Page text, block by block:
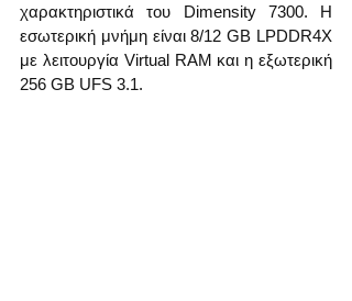
χαρακτηριστικά του Dimensity 7300. Η
εσωτερική μνήμη είναι 8/12 GB LPDDR4X
με λειτουργία Virtual RAM και η εξωτερική
256 GB UFS 3.1.